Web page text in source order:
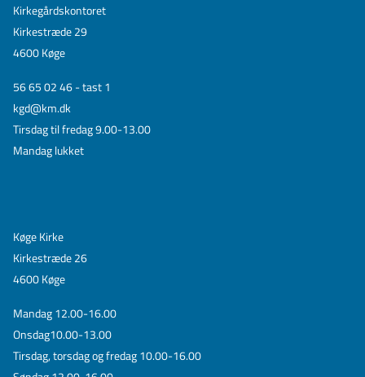
Kirkegårdskontoret
Kirkestræde 29
4600 Køge
56 65 02 46 - tast 1
kgd@km.dk
Tirsdag til fredag 9.00-13.00
Mandag lukket
Køge Kirke
Kirkestræde 26
4600 Køge
Mandag 12.00-16.00
Onsdag10.00-13.00
Tirsdag, torsdag og fredag 10.00-16.00